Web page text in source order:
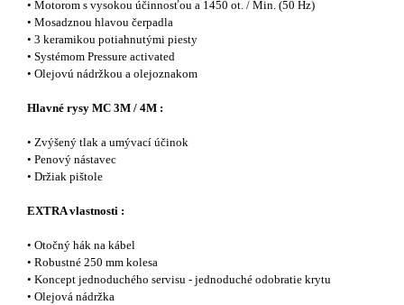
• Motorom s vysokou účinnosťou a 1450 ot. / Min. (50 Hz)
• Mosadznou hlavou čerpadla
• 3 keramikou potiahnutými piesty
• Systémom Pressure activated
• Olejovú nádržkou a olejoznakom
Hlavné rysy MC 3M / 4M :
• Zvýšený tlak a umývací účinok
• Penový nástavec
• Držiak pištole
EXTRA vlastnosti :
• Otočný hák na kábel
• Robustné 250 mm kolesa
• Koncept jednoduchého servisu - jednoduché odobratie krytu
• Olejová nádržka